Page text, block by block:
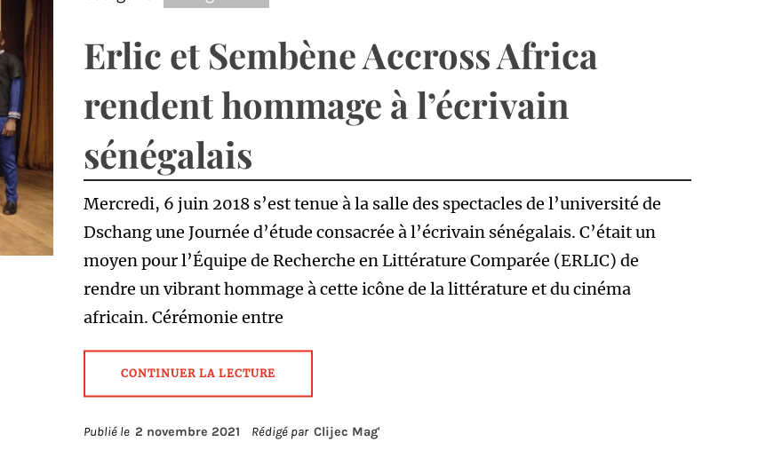
Erlic et Sembène Accross Africa
rendent hommage à l’écrivain
sénégalais
Mercredi, 6 juin 2018 s’est tenue à la salle des spectacles de l’université de
Dschang une Journée d’étude consacrée à l’écrivain sénégalais. C’était un
moyen pour l’Équipe de Recherche en Littérature Comparée (ERLIC) de
rendre un vibrant hommage à cette icône de la littérature et du cinéma
africain. Cérémonie entre
CONTINUER LA LECTURE
Publié le 2 novembre 2021 Rédigé par Clijec Mag'